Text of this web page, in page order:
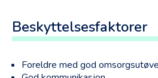
Beskyttelsesfaktorer
Foreldre med god